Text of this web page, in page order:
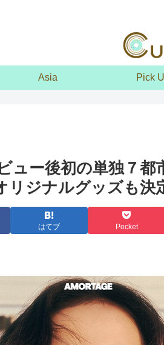
Asia Pick
ュー後初の単独７都
リジナルグッズも決
はてブ Pocket